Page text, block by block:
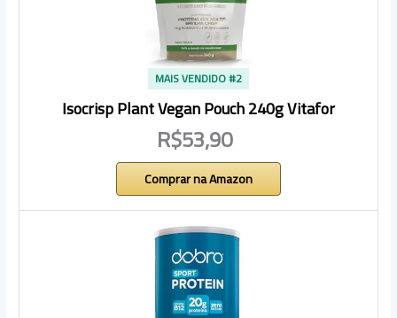
MAIS VENDIDO #2
Isocrisp Plant Vegan Pouch 240g Vitafor
R$53,90
Comprar na Amazon